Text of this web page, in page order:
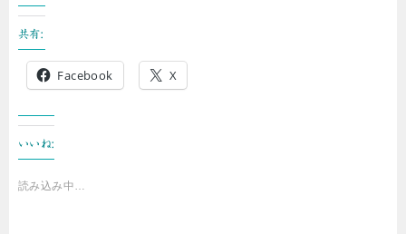
共有:
Facebook X
いいね:
読み込み中…